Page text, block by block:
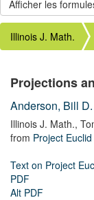
Illinois J. Math.
Projections
Anderson, Bill D.
Illinois J. Math.,
from Project Euclid
Text on Project
PDF
Alt PDF